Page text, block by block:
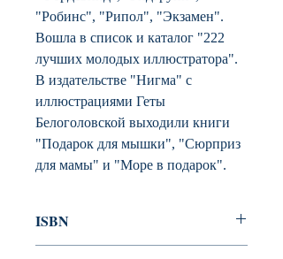
"Робинс", "Рипол", "Экзамен".
Вошла в список и каталог "222
лучших молодых иллюстратора".
В издательстве "Нигма" с
иллюстрациями Геты
Белоголовской выходили книги
"Подарок для мышки", "Сюрприз
для мамы" и "Море в подарок".
ISBN